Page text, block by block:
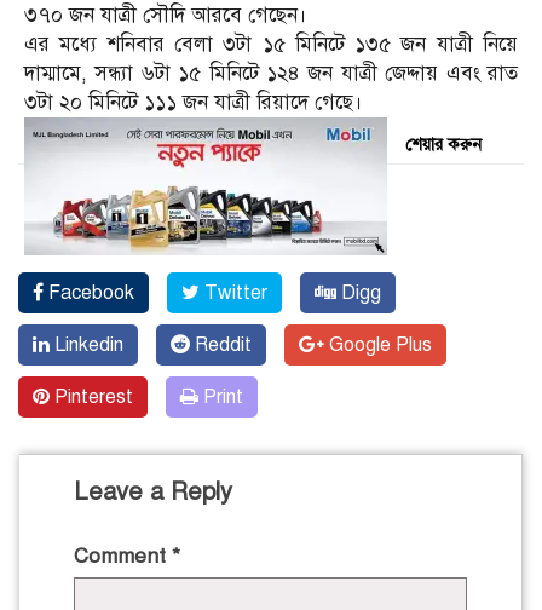
৩৭০ জন যাত্রী সৌদি আরবে গেছেন।
এর মধ্যে শনিবার বেলা ৩টা ১৫ মিনিটে ১৩৫ জন যাত্রী নিয়ে
দাম্মামে, সন্ধ্যা ৬টা ১৫ মিনিটে ১২৪ জন যাত্রী জেদ্দায় এবং রাত
৩টা ২০ মিনিটে ১১১ জন যাত্রী রিয়াদে গেছে।
শেয়ার করুন
Facebook Twitter Digg
Linkedin Reddit Google Plus
Pinterest Print
Leave a Reply
Comment *